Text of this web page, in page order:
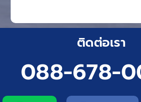
ติดต่อเรา
088-678-